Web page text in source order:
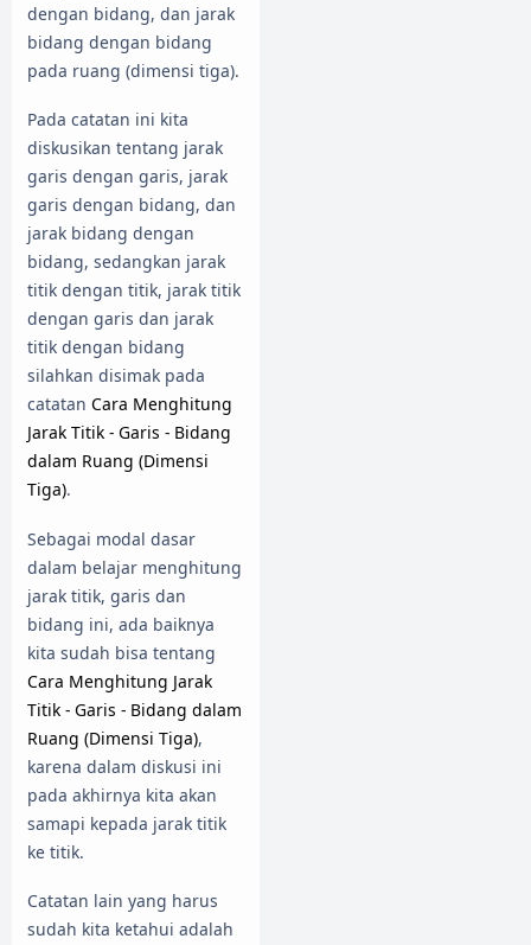
dengan bidang, dan jarak
bidang dengan bidang
pada ruang (dimensi tiga).
Pada catatan ini kita
diskusikan tentang jarak
garis dengan garis, jarak
garis dengan bidang, dan
jarak bidang dengan
bidang, sedangkan jarak
titik dengan titik, jarak titik
dengan garis dan jarak
titik dengan bidang
silahkan disimak pada
catatan Cara Menghitung
Jarak Titik - Garis - Bidang
dalam Ruang (Dimensi
Tiga).
Sebagai modal dasar
dalam belajar menghitung
jarak titik, garis dan
bidang ini, ada baiknya
kita sudah bisa tentang
Cara Menghitung Jarak
Titik - Garis - Bidang dalam
Ruang (Dimensi Tiga),
karena dalam diskusi ini
pada akhirnya kita akan
samapi kepada jarak titik
ke titik.
Catatan lain yang harus
sudah kita ketahui adalah